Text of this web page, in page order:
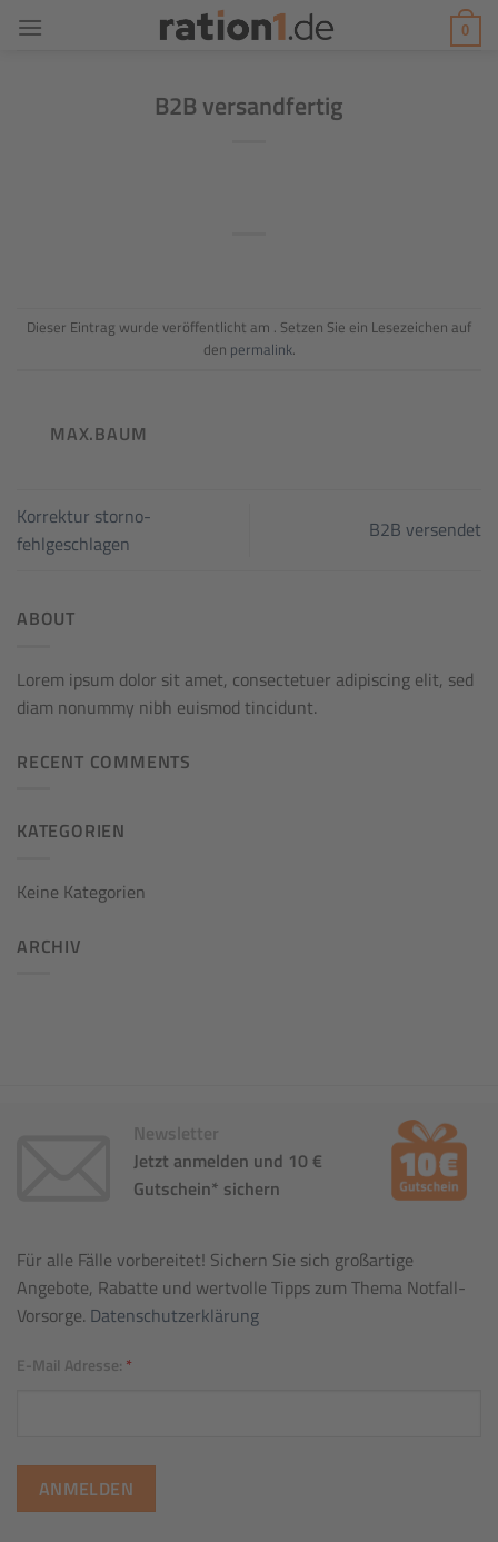
Inhalt
0
B2B versandfertig
Dieser Eintrag wurde veröffentlicht am . Setzen Sie ein Lesezeichen auf
den permalink.
MAX.BAUM
Korrektur storno-
fehlgeschlagen
B2B versendet
ABOUT
Lorem ipsum dolor sit amet, consectetuer adipiscing elit, sed
diam nonummy nibh euismod tincidunt.
RECENT COMMENTS
KATEGORIEN
Keine Kategorien
ARCHIV
Newsletter
Jetzt anmelden und 10 €
Gutschein* sichern
Für alle Fälle vorbereitet! Sichern Sie sich großartige
Angebote, Rabatte und wertvolle Tipps zum Thema Notfall-
Vorsorge. Datenschutzerklärung
E-Mail Adresse: *